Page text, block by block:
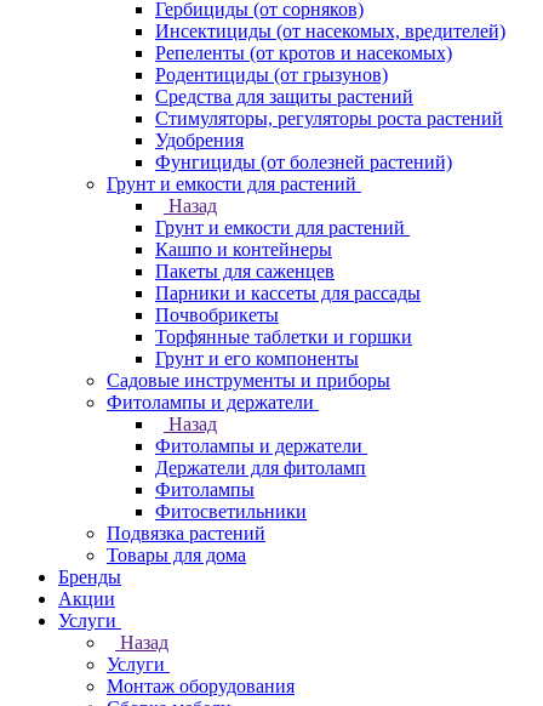
Гербициды (от сорняков)
Инсектициды (от насекомых, вредителей)
Репеленты (от кротов и насекомых)
Родентициды (от грызунов)
Средства для защиты растений
Стимуляторы, регуляторы роста растений
Удобрения
Фунгициды (от болезней растений)
Грунт и емкости для растений
Назад
Грунт и емкости для растений
Кашпо и контейнеры
Пакеты для саженцев
Парники и кассеты для рассады
Почвобрикеты
Торфянные таблетки и горшки
Грунт и его компоненты
Садовые инструменты и приборы
Фитолампы и держатели
Назад
Фитолампы и держатели
Держатели для фитоламп
Фитолампы
Фитосветильники
Подвязка растений
Товары для дома
Бренды
Акции
Услуги
Назад
Услуги
Монтаж оборудования